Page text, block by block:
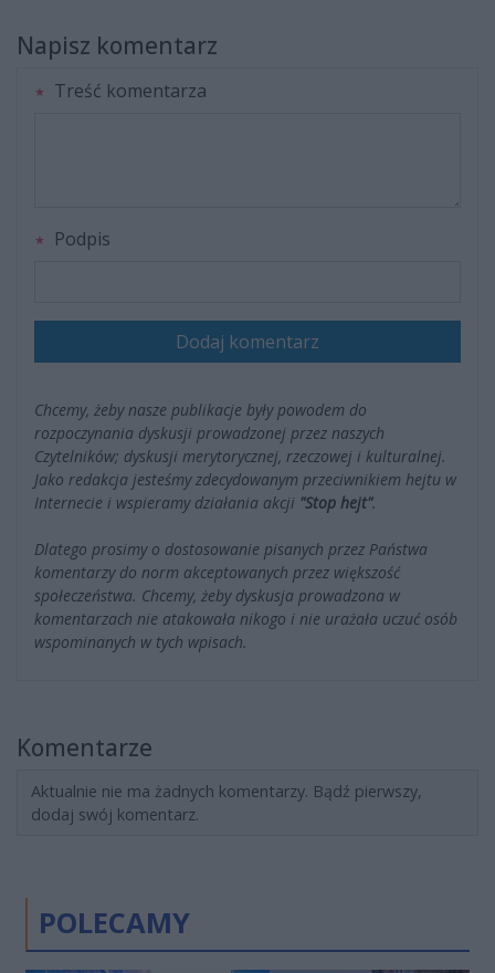
Napisz komentarz
Treść komentarza
Podpis
Dodaj komentarz
Chcemy, żeby nasze publikacje były powodem do
rozpoczynania dyskusji prowadzonej przez naszych
Czytelników; dyskusji merytorycznej, rzeczowej i kulturalnej.
Jako redakcja jesteśmy zdecydowanym przeciwnikiem hejtu w
Internecie i wspieramy działania akcji "Stop hejt".
Dlatego prosimy o dostosowanie pisanych przez Państwa
komentarzy do norm akceptowanych przez większość
społeczeństwa. Chcemy, żeby dyskusja prowadzona w
komentarzach nie atakowała nikogo i nie urażała uczuć osób
wspominanych w tych wpisach.
Komentarze
Aktualnie nie ma żadnych komentarzy. Bądź pierwszy,
dodaj swój komentarz.
POLECAMY